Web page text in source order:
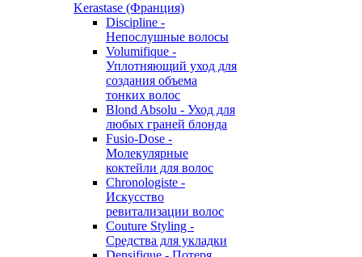
Kerastase (Франция)
Discipline -
Непослушные волосы
Volumifique -
Уплотняющий уход для
создания объема
тонких волос
Blond Absolu - Уход для
любых граней блонда
Fusio-Dose -
Молекулярные
коктейли для волос
Chronologiste -
Искусство
ревитализации волос
Couture Styling -
Средства для укладки